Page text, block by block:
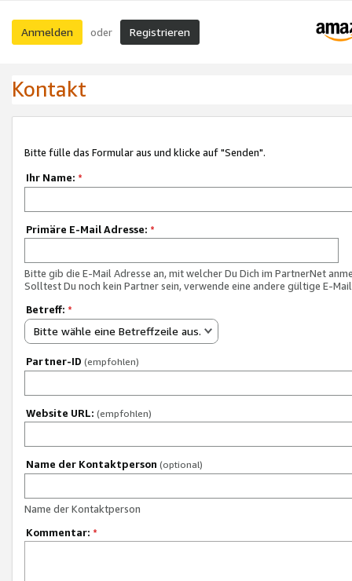
Anmelden oder Registrieren
Kontakt
Bitte fülle das Formular aus und klicke auf "Senden".
Ihr Name: *
Primäre E-Mail Adresse: *
Bitte gib die E-Mail Adresse an, mit welcher Du Dich im PartnerNet
Solltest Du noch kein Partner sein, verwende eine andere gültige E-
Betreff: *
Bitte wähle eine Betreffzeile aus.
Partner-ID (empfohlen)
Website URL: (empfohlen)
Name der Kontaktperson (optional)
Name der Kontaktperson
Kommentar: *